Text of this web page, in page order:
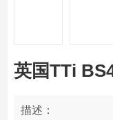
英国TTi
描述：